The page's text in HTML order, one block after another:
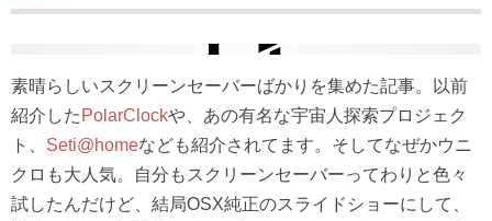
素晴らしいスクリーンセーバーばかりを集めた記事。以前
紹介した PolarClockや、あの有名な宇宙人探索プロジェク
ト、 Seti@homeなども紹介されてます。そしてなぜかウニ
クロも大人気。自分もスクリーンセーバーってわりと色々
試したんだけど、結局OSX純正のスライドショーにして、